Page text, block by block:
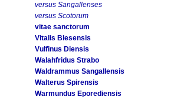
versus Sangallenses
versus Scotorum
vitae sanctorum
Vitalis Blesensis
Vulfinus Diensis
Walahfridus Strabo
Waldrammus Sangallensis
Walterus Spirensis
Warmundus Eporediensis